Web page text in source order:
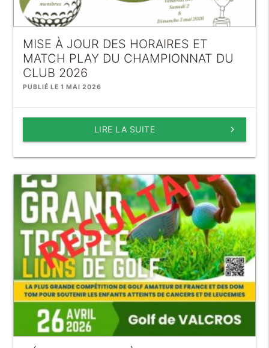
MISE À JOUR DES HORAIRES ET
MATCH PLAY DU CHAMPIONNAT DU
CLUB 2026
PUBLIÉ LE 1 MAI 2026
keyboard_arrow_right
LIRE LA SUITE